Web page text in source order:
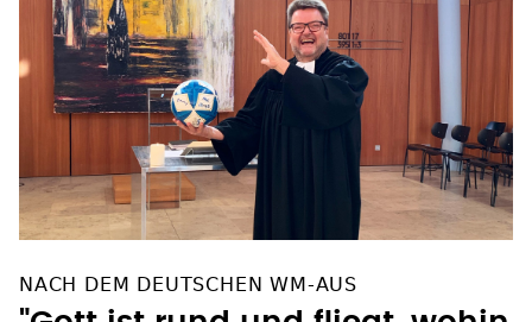
NACH DEM DEUTSCHEN WM-AUS